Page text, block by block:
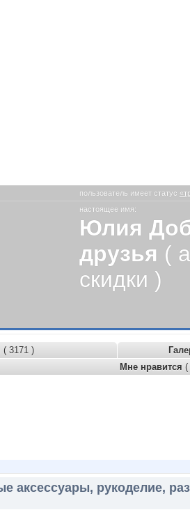
пользователь имеет статус
настоящее имя:
Юлия
друзья (
скидки )
( 3171 )
Мне нравится (
аксессуары, рукоделие,